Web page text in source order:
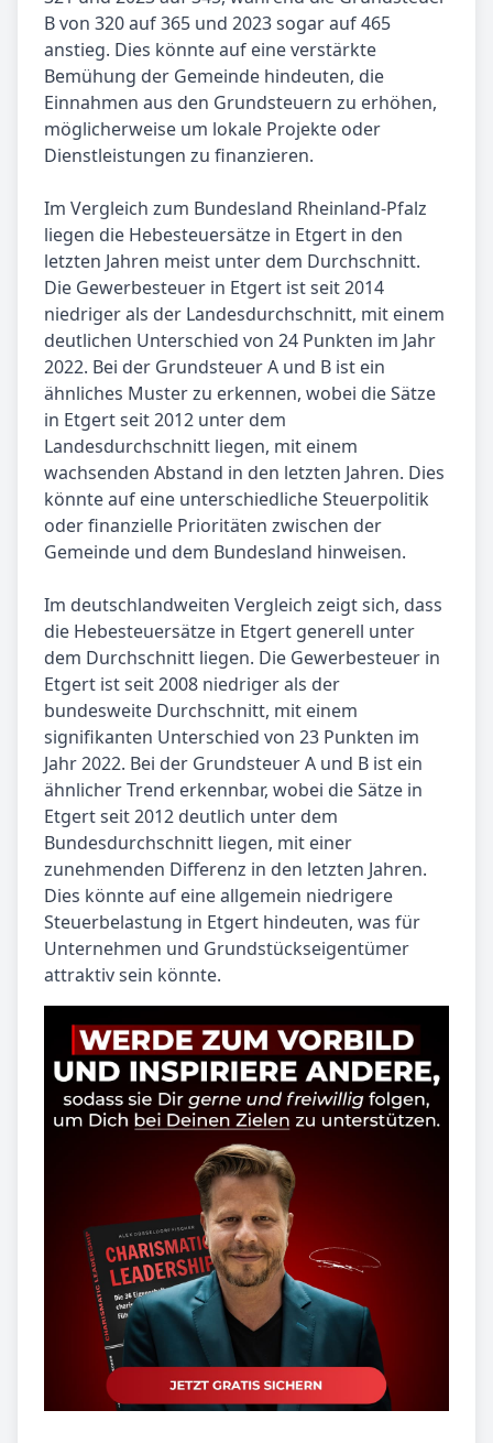
B von 320 auf 365 und 2023 sogar auf 465
anstieg. Dies könnte auf eine verstärkte
Bemühung der Gemeinde hindeuten, die
Einnahmen aus den Grundsteuern zu erhöhen,
möglicherweise um lokale Projekte oder
Dienstleistungen zu finanzieren.
Im Vergleich zum Bundesland Rheinland-Pfalz
liegen die Hebesteuersätze in Etgert in den
letzten Jahren meist unter dem Durchschnitt.
Die Gewerbesteuer in Etgert ist seit 2014
niedriger als der Landesdurchschnitt, mit einem
deutlichen Unterschied von 24 Punkten im Jahr
2022. Bei der Grundsteuer A und B ist ein
ähnliches Muster zu erkennen, wobei die Sätze
in Etgert seit 2012 unter dem
Landesdurchschnitt liegen, mit einem
wachsenden Abstand in den letzten Jahren. Dies
könnte auf eine unterschiedliche Steuerpolitik
oder finanzielle Prioritäten zwischen der
Gemeinde und dem Bundesland hinweisen.
Im deutschlandweiten Vergleich zeigt sich, dass
die Hebesteuersätze in Etgert generell unter
dem Durchschnitt liegen. Die Gewerbesteuer in
Etgert ist seit 2008 niedriger als der
bundesweite Durchschnitt, mit einem
signifikanten Unterschied von 23 Punkten im
Jahr 2022. Bei der Grundsteuer A und B ist ein
ähnlicher Trend erkennbar, wobei die Sätze in
Etgert seit 2012 deutlich unter dem
Bundesdurchschnitt liegen, mit einer
zunehmenden Differenz in den letzten Jahren.
Dies könnte auf eine allgemein niedrigere
Steuerbelastung in Etgert hindeuten, was für
Unternehmen und Grundstückseigentümer
attraktiv sein könnte.